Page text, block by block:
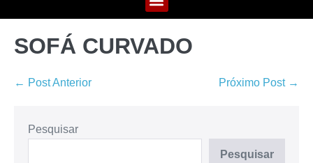
SOFÁ CURVADO
← Post Anterior Próximo Post →
Pesquisar
Pesquisar